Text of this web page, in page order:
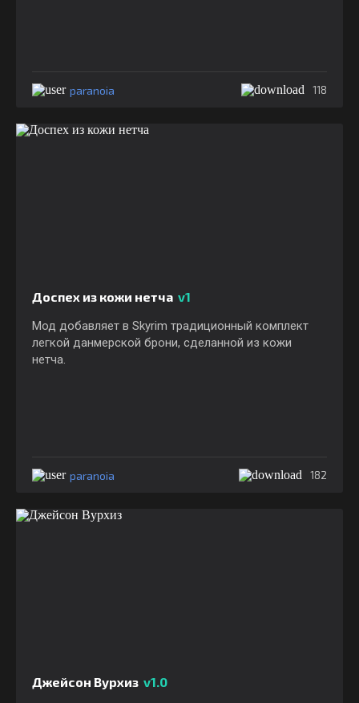
paranoia 118
Доспех из кожи нетча v1
Мод добавляет в Skyrim традиционный комплект
легкой данмерской брони, сделанной из кожи
нетча.
paranoia 182
Джейсон Вурхиз v1.0